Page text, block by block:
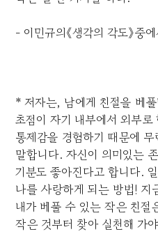
- 이민규의《생각의 각도》중
* 저자는, 남에게 친절을 베풀
초점이 자기 내부에서 외부로
통제감을 경험하기 때문에
말합니다. 자신이 의미있는
기분도 좋아진다고 합니다.
나를 사랑하게 되는 방법! 지
내가 베풀 수 있는 작은 친절
작은 것부터 찾아 실천해 가